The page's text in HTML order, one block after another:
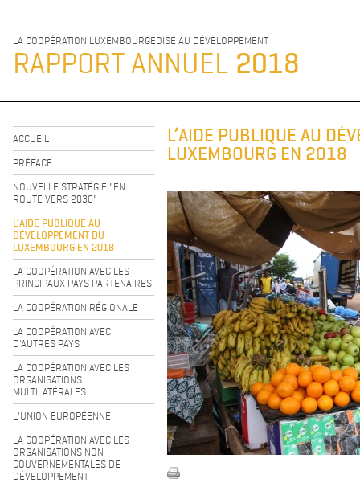
LA COOPÉRATION LUXEMBOURGEOISE AU DÉVELOPPEMENT
RAPPORT ANNUEL 2018
ACCUEIL
PRÉFACE
NOUVELLE STRATÉGIE "EN
ROUTE VERS 2030"
L’AIDE PUBLIQUE AU
DÉVELOPPEMENT DU
LUXEMBOURG EN 2018
LA COOPÉRATION AVEC LES
PRINCIPAUX PAYS PARTENAIRES
LA COOPÉRATION RÉGIONALE
LA COOPÉRATION AVEC
D'AUTRES PAYS
LA COOPÉRATION AVEC LES
ORGANISATIONS
MULTILATÉRALES
L'UNION EUROPÉENNE
LA COOPÉRATION AVEC LES
ORGANISATIONS NON
GOUVERNEMENTALES DE
DÉVELOPPEMENT
L’AIDE PUBLIQUE AU
LUXEMBOURG EN 2018